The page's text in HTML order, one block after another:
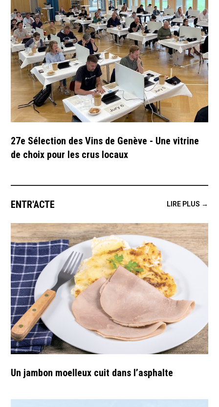
27e Sélection des Vins de Genève - Une vitrine
de choix pour les crus locaux
ENTR'ACTE LIRE PLUS →
Un jambon moelleux cuit dans l’asphalte